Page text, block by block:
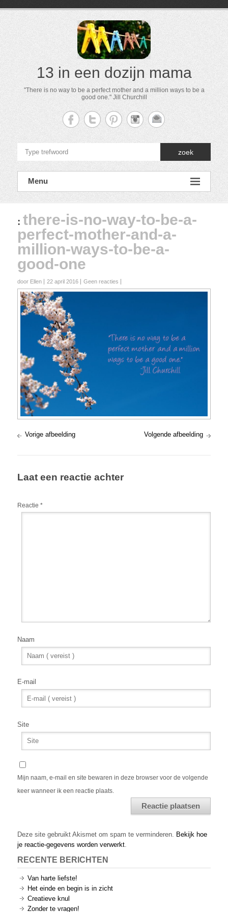
13 in een dozijn mama
"There is no way to be a perfect mother and a million ways to be a
good one." Jill Churchill
zoek
Menu
: there-is-no-way-to-be-a-
perfect-mother-and-a-
million-ways-to-be-a-
good-one
door Ellen 22 april 2016 Geen reacties
Vorige afbeelding Volgende afbeelding
Laat een reactie achter
Reactie *
Naam
E-mail
Site
Mijn naam, e-mail en site bewaren in deze browser voor de volgende
keer wanneer ik een reactie plaats.
Deze site gebruikt Akismet om spam te verminderen. Bekijk hoe
je reactie-gegevens worden verwerkt.
RECENTE BERICHTEN
Van harte liefste!
Het einde en begin is in zicht
Creatieve knul
Zonder te vragen!